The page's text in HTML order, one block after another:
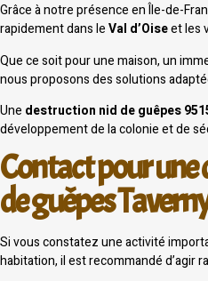
Grâce à notre présence en Île-de-
rapidement dans leVal d’Oiseet les
Que ce soit pour une maison, un
nous proposons des solutions
Une destruction nid de guêpes
développement de la colonie et de
Contact pour
de guêpes
Si vous constatez une activité
habitation, il est recommandé d’agir